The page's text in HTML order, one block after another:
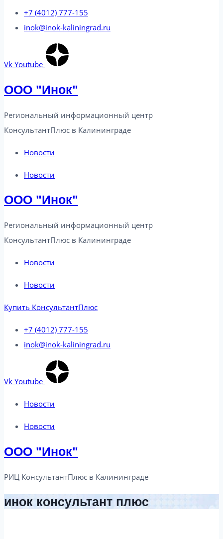
+7 (4012) 777-155
inok@inok-kaliningrad.ru
Vk Youtube
ООО "Инок"
Региональный информационный центр
КонсультантПлюс в Калининграде​
Новости
Новости
ООО "Инок"
Региональный информационный центр
КонсультантПлюс в Калининграде​
Новости
Новости
Купить КонсультантПлюс
+7 (4012) 777-155
inok@inok-kaliningrad.ru
Vk Youtube
Новости
Новости
ООО "Инок"
РИЦ КонсультантПлюс в Калининграде​
инок консультант плюс